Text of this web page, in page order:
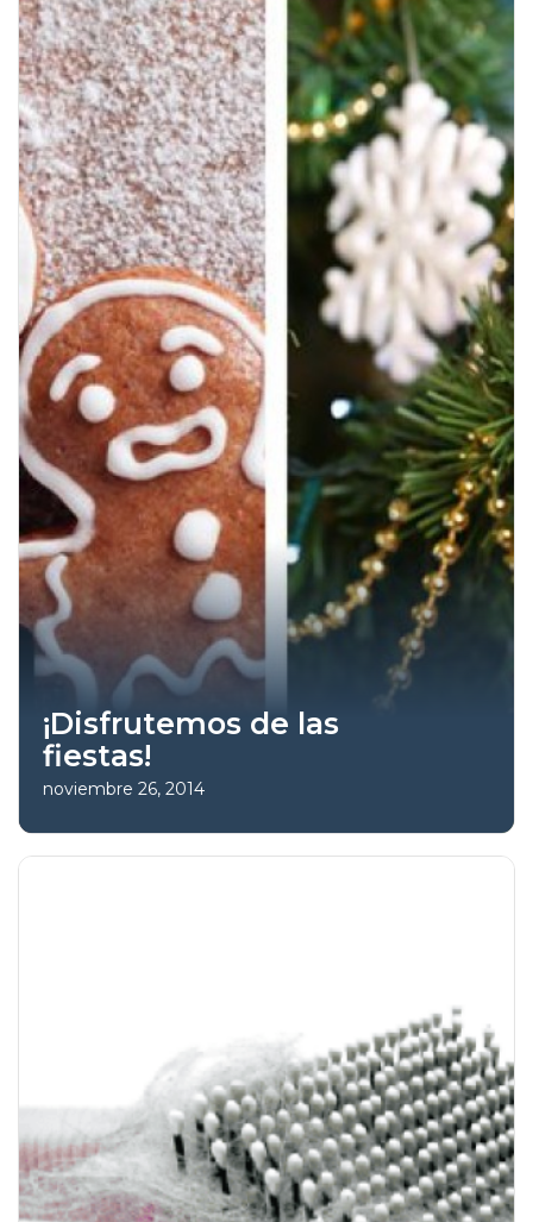
¡Disfrutemos de las
fiestas!
noviembre 26, 2014